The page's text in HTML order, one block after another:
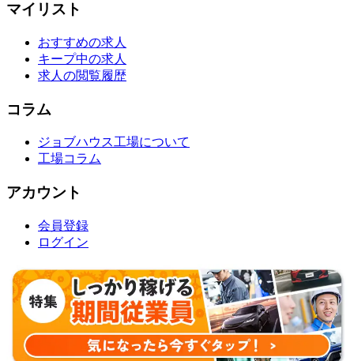
マイリスト
おすすめの求人
キープ中の求人
求人の閲覧履歴
コラム
ジョブハウス工場について
工場コラム
アカウント
会員登録
ログイン